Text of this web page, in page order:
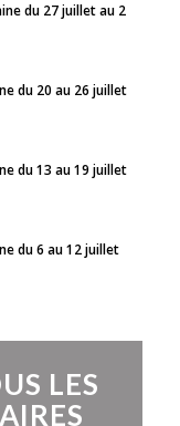
du 27 juillet au 2
du 20 au 26 juillet
du 13 au 19 juillet
du 6 au 12 juillet
LES